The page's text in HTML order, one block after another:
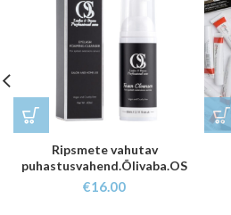
Ripsmete vahutav
puhastusvahend.Õlivaba.OS
€16.00